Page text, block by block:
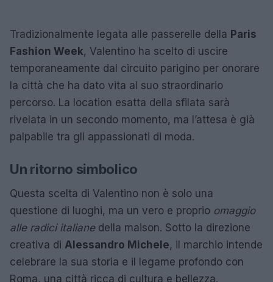
Tradizionalmente legata alle passerelle della Paris
Fashion Week, Valentino ha scelto di uscire
temporaneamente dal circuito parigino per onorare
la città che ha dato vita al suo straordinario
percorso. La location esatta della sfilata sarà
rivelata in un secondo momento, ma l’attesa è già
palpabile tra gli appassionati di moda.
Un ritorno simbolico
Questa scelta di Valentino non è solo una
questione di luoghi, ma un vero e proprio omaggio
alle radici italianedella maison. Sotto la direzione
creativa di Alessandro Michele, il marchio intende
celebrare la sua storia e il legame profondo con
Roma, una città ricca di cultura e bellezza.